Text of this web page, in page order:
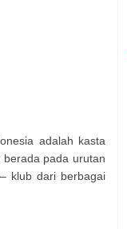
adalah kasta
pada urutan
klub dari berbagai